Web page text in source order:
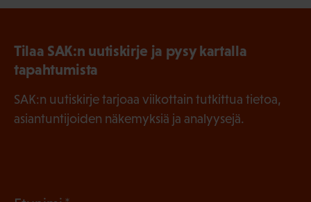
Tilaa SAK:n uutiskirje ja pysy kartalla
tapahtumista
SAK:n uutiskirje tarjoaa viikottain tutkittua tietoa,
asiantuntijoiden näkemyksiä ja analyysejä.